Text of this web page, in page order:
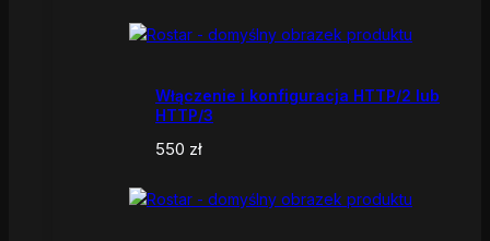
Włączenie i konfiguracja HTTP/2 lub
HTTP/3
550 zł